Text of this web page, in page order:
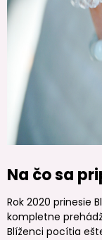
Na čo sa
Rok 2020 prinesie
kompletne
Blíženci pocítia